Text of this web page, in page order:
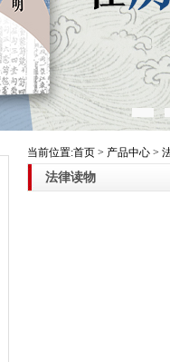
当前位置:首页 > 产品中心 >
法律读物